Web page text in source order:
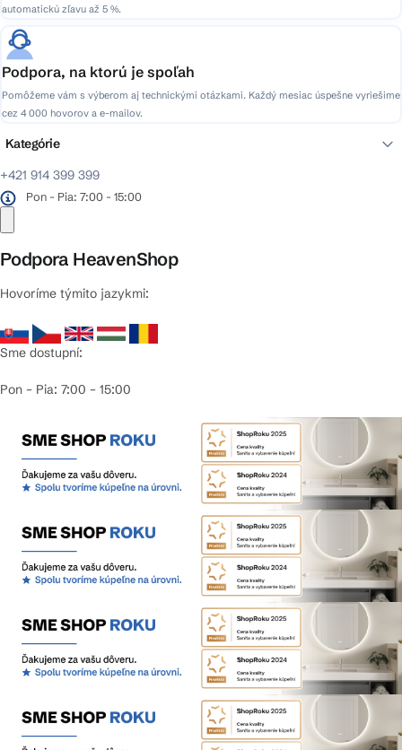
automatickú zľavu až 5 %.
Podpora, na ktorú je spoľah
Pomôžeme vám s výberom aj technickými otázkami. Každý mesiac úspešne vyriešime
cez 4 000 hovorov a e-mailov.
+421 914 399 399
Pon - Pia: 7:00 - 15:00
Podpora HeavenShop
Hovoríme týmito jazykmi:
Sme dostupní:
Pon – Pia: 7:00 – 15:00
Kategórie